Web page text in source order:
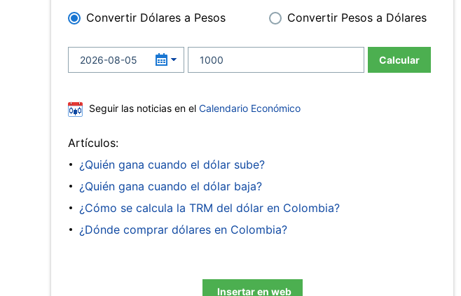
Convertir Dólares a Pesos Convertir Pesos a Dólares
Calcular
Seguir las noticias en el Calendario Económico
Artículos:
¿Quién gana cuando el dólar sube?
¿Quién gana cuando el dólar baja?
¿Cómo se calcula la TRM del dólar en Colombia?
¿Dónde comprar dólares en Colombia?
Insertar en web